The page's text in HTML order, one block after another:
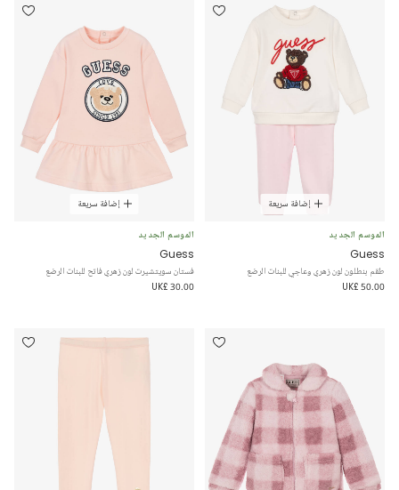
إضافة سريعة
الموسم الجديد
Guess
طقم بنطلون لون زهري وعاجي للبنات الرضع
UK£ 50.00
إضافة سريعة
الموسم الجديد
Guess
فستان سويتشيرت لون زهري فاتح للبنات الرضع
UK£ 30.00